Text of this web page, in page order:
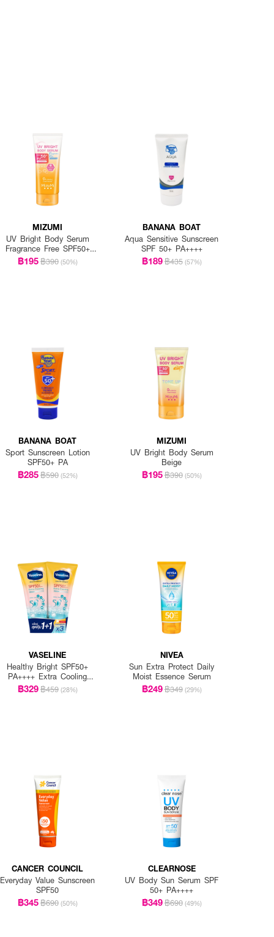
MIZUMI
UV Bright Body Serum
Fragrance Free SPF50+
PA++++
฿195฿390 (50%)
BANANA BOAT
Aqua Sensitive Sunscreen
SPF 50+ PA++++
฿189฿435 (57%)
BANANA BOAT
Sport Sunscreen Lotion
SPF50+ PA
฿285฿590 (52%)
MIZUMI
UV Bright Body Serum
Beige
฿195฿390 (50%)
VASELINE
Healthy Bright SPF50+
PA++++ Extra Cooling
Serum (Twinpack) 265ml.
x 2pcs.
฿329฿459 (28%)
NIVEA
Sun Extra Protect Daily
Moist Essence Serum
฿249฿349 (29%)
CANCER COUNCIL
Everyday Value Sunscreen
SPF50
฿345฿690 (50%)
CLEARNOSE
UV Body Sun Serum SPF
50+ PA++++
฿349฿690 (49%)